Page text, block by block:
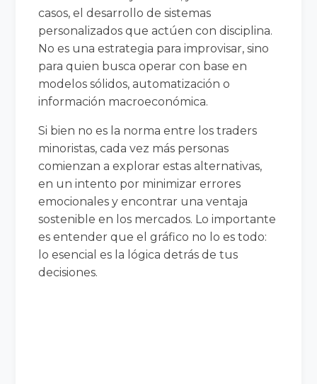
casos, el desarrollo de sistemas
personalizados que actúen con disciplina.
No es una estrategia para improvisar, sino
para quien busca operar con base en
modelos sólidos, automatización o
información macroeconómica.
Si bien no es la norma entre los traders
minoristas, cada vez más personas
comienzan a explorar estas alternativas,
en un intento por minimizar errores
emocionales y encontrar una ventaja
sostenible en los mercados. Lo importante
es entender que el gráfico no lo es todo:
lo esencial es la lógica detrás de tus
decisiones.